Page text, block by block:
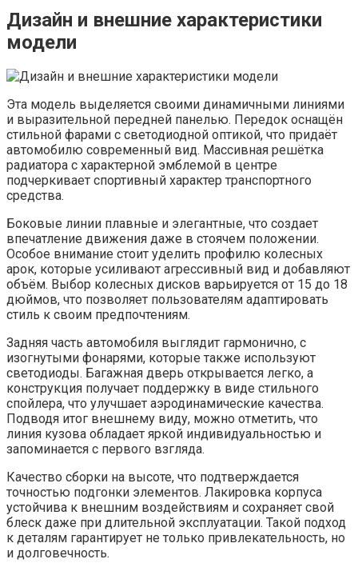
Дизайн и внешние характеристики
модели
Эта модель выделяется своими динамичными линиями
и выразительной передней панелью. Передок оснащён
стильной фарами с светодиодной оптикой, что придаёт
автомобилю современный вид. Массивная решётка
радиатора с характерной эмблемой в центре
подчеркивает спортивный характер транспортного
средства.
Боковые линии плавные и элегантные, что создает
впечатление движения даже в стоячем положении.
Особое внимание стоит уделить профилю колесных
арок, которые усиливают агрессивный вид и добавляют
объём. Выбор колесных дисков варьируется от 15 до 18
дюймов, что позволяет пользователям адаптировать
стиль к своим предпочтениям.
Задняя часть автомобиля выглядит гармонично, с
изогнутыми фонарями, которые также используют
светодиоды. Багажная дверь открывается легко, а
конструкция получает поддержку в виде стильного
спойлера, что улучшает аэродинамические качества.
Подводя итог внешнему виду, можно отметить, что
линия кузова обладает яркой индивидуальностью и
запоминается с первого взгляда.
Качество сборки на высоте, что подтверждается
точностью подгонки элементов. Лакировка корпуса
устойчива к внешним воздействиям и сохраняет свой
блеск даже при длительной эксплуатации. Такой подход
к деталям гарантирует не только привлекательность, но
и долговечность.